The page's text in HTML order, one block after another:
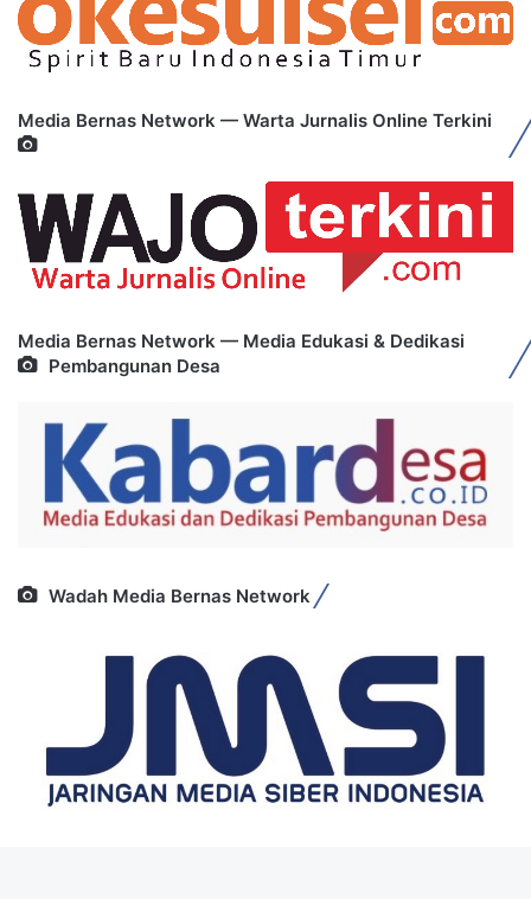
Media Bernas Network — Warta Jurnalis Online Terkini
Media Bernas Network — Media Edukasi & Dedikasi
Pembangunan Desa
Wadah Media Bernas Network